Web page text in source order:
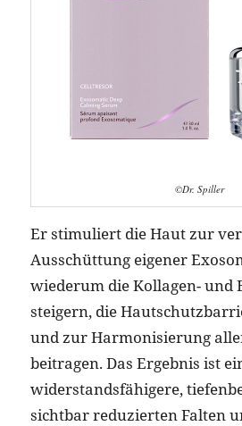
©Dr. Spiller
Er stimuliert die Haut zur
Ausschüttung eigener
wiederum die Kollagen-
steigern, die
und zur Harmonisierung
beitragen. Das Ergebnis ist
widerstandsfähigere,
sichtbar reduzierten Falten